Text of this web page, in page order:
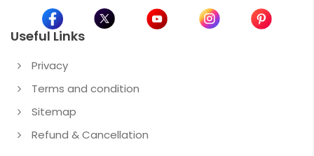
Useful Links
Privacy
Terms and condition
Sitemap
Refund & Cancellation